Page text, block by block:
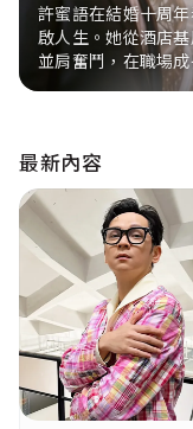
愛心基金
藝人
許蜜語在結婚十周
啟人生。她從酒店
並肩奮鬥，在職場
最新內容